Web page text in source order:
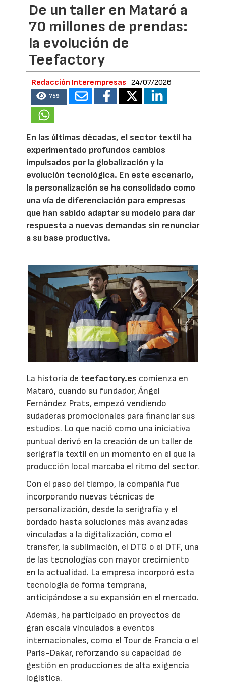
De un taller en Mataró a
70 millones de prendas:
la evolución de
Teefactory
Redacción Interempresas 24/07/2026
759
En las últimas décadas, el sector textil ha
experimentado profundos cambios
impulsados por la globalización y la
evolución tecnológica. En este escenario,
la personalización se ha consolidado como
una vía de diferenciación para empresas
que han sabido adaptar su modelo para dar
respuesta a nuevas demandas sin renunciar
a su base productiva.
La historia de teefactory.es comienza en
Mataró, cuando su fundador, Ángel
Fernández Prats, empezó vendiendo
sudaderas promocionales para financiar sus
estudios. Lo que nació como una iniciativa
puntual derivó en la creación de un taller de
serigrafía textil en un momento en el que la
producción local marcaba el ritmo del sector.
Con el paso del tiempo, la compañía fue
incorporando nuevas técnicas de
personalización, desde la serigrafía y el
bordado hasta soluciones más avanzadas
vinculadas a la digitalización, como el
transfer, la sublimación, el DTG o el DTF, una
de las tecnologías con mayor crecimiento
en la actualidad. La empresa incorporó esta
tecnología de forma temprana,
anticipándose a su expansión en el mercado.
Además, ha participado en proyectos de
gran escala vinculados a eventos
internacionales, como el Tour de Francia o el
París-Dakar, reforzando su capacidad de
gestión en producciones de alta exigencia
logística.